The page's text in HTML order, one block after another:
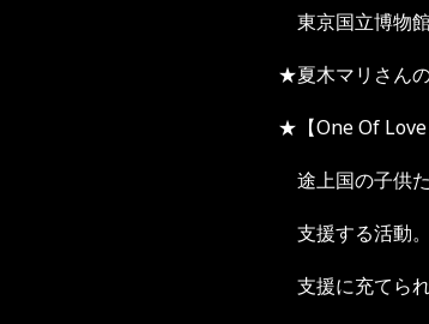
東京国立博物
★夏木マリさん
★【One Of Love
途上国の子供
支援する活動
支援に充てられ